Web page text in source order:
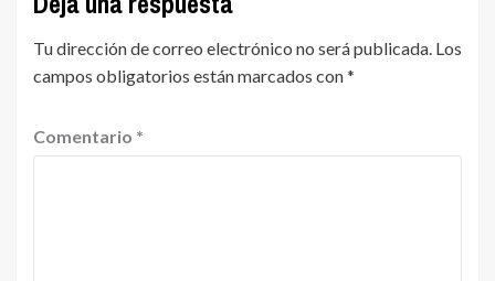
Tu dirección de correo electrónico no será publicada. Los
campos obligatorios están marcados con*
Comentario *